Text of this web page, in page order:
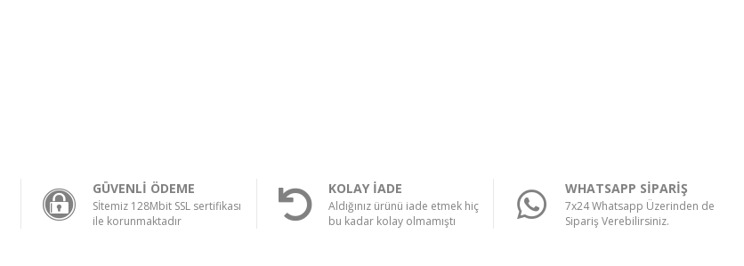
GÜVENLİ ÖDEME
Sİtemiz 128Mbit SSL sertifikası
ile korunmaktadır
KOLAY İADE
Aldığınız ürünü iade etmek hiç
bu kadar kolay olmamıştı
WHATSAPP SİPARİŞ
7x24 Whatsapp Üzerinden de
Sipariş Verebilirsiniz.